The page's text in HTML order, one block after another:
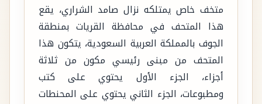
متخف خاص يمتلكه نزال صامد الشراري، يقع
هذا المتحف في محافظة القريات بمنطقة
الجوف بالمملكة العربية السعودية، يتكون هذا
المتحف من مبنى رئيسي مكون من ثلاثة
أجزاء، الجزء الأول يحتوي على كتب
ومطبوعات، الجزء الثاني يحتوي على المحنطات